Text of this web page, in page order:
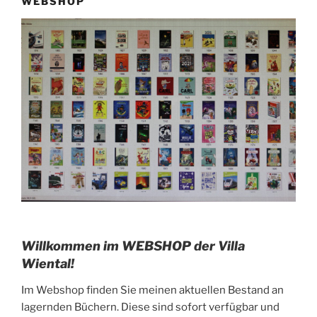
Willkommen im WEBSHOP der Villa
Wiental!
Im Webshop finden Sie meinen aktuellen Bestand an
lagernden Büchern. Diese sind sofort verfügbar und